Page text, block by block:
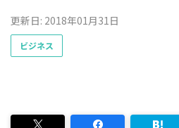
更新日: 2018年01月31日
ビジネス